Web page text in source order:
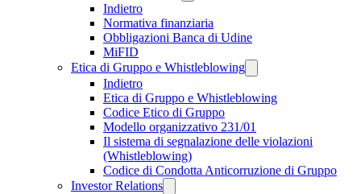
Indietro
Normativa finanziaria
Obbligazioni Banca di Udine
MiFID
Etica di Gruppo e Whistleblowing
Indietro
Etica di Gruppo e Whistleblowing
Codice Etico di Gruppo
Modello organizzativo 231/01
Il sistema di segnalazione delle violazioni
(Whistleblowing)
Codice di Condotta Anticorruzione di Gruppo
Investor Relations